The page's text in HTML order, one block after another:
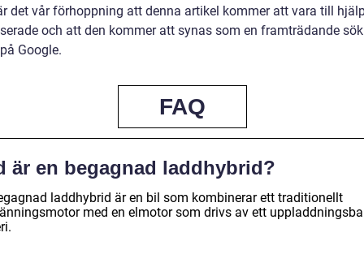
det vår förhoppning att denna artikel kommer att vara till
och att den kommer att synas som en framträdande
Google.
FAQ
är en begagnad laddhybrid?
laddhybrid är en bil som kombinerar ett traditionellt
med en elmotor som drivs av ett